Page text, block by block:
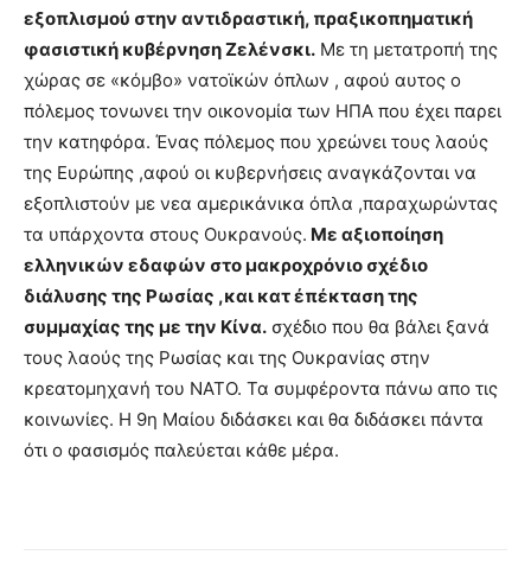
εξοπλισμού στην αντιδραστική, πραξικοπηματική
φασιστική κυβέρνηση Ζελένσκι. Με τη μετατροπή της
χώρας σε «κόμβο» νατοϊκών όπλων , αφού αυτος ο
πόλεμος τονωνει την οικονομία των ΗΠΑ που έχει παρει
την κατηφόρα. Ένας πόλεμος που χρεώνει τους λαούς
της Ευρώπης ,αφού οι κυβερνήσεις αναγκάζονται να
εξοπλιστούν με νεα αμερικάνικα όπλα ,παραχωρώντας
τα υπάρχοντα στους Ουκρανούς. Με αξιοποίηση
ελληνικών εδαφών στο μακροχρόνιο σχέδιο
διάλυσης της Ρωσίας ,και κατ έπέκταση της
συμμαχίας της με την Κίνα. σχέδιο που θα βάλει ξανά
τους λαούς της Ρωσίας και της Ουκρανίας στην
κρεατομηχανή του ΝΑΤΟ. Τα συμφέροντα πάνω απο τις
κοινωνίες. Η 9η Μαίου διδάσκει και θα διδάσκει πάντα
ότι ο φασισμός παλεύεται κάθε μέρα.